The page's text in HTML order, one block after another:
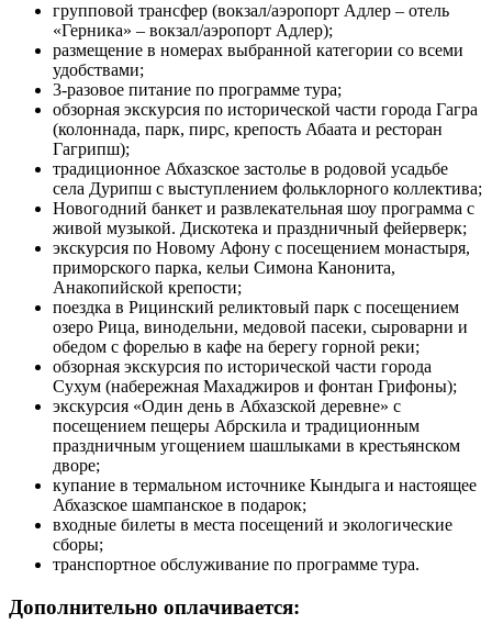
групповой трансфер (вокзал/аэропорт Адлер – отель
«Герника» – вокзал/аэропорт Адлер);
размещение в номерах выбранной категории со всеми
удобствами;
3-разовое питание по программе тура;
обзорная экскурсия по исторической части города Гагра
(колоннада, парк, пирс, крепость Абаата и ресторан
Гагрипш);
традиционное Абхазское застолье в родовой усадьбе
села Дурипш с выступлением фольклорного коллектива;
Новогодний банкет и развлекательная шоу программа с
живой музыкой. Дискотека и праздничный фейерверк;
экскурсия по Новому Афону с посещением монастыря,
приморского парка, кельи Симона Канонита,
Анакопийской крепости;
поездка в Рицинский реликтовый парк с посещением
озеро Рица, винодельни, медовой пасеки, сыроварни и
обедом с форелью в кафе на берегу горной реки;
обзорная экскурсия по исторической части города
Сухум (набережная Махаджиров и фонтан Грифоны);
экскурсия «Один день в Абхазской деревне» с
посещением пещеры Абрскила и традиционным
праздничным угощением шашлыками в крестьянском
дворе;
купание в термальном источнике Кындыга и настоящее
Абхазское шампанское в подарок;
входные билеты в места посещений и экологические
сборы;
транспортное обслуживание по программе тура.
Дополнительно оплачивается: